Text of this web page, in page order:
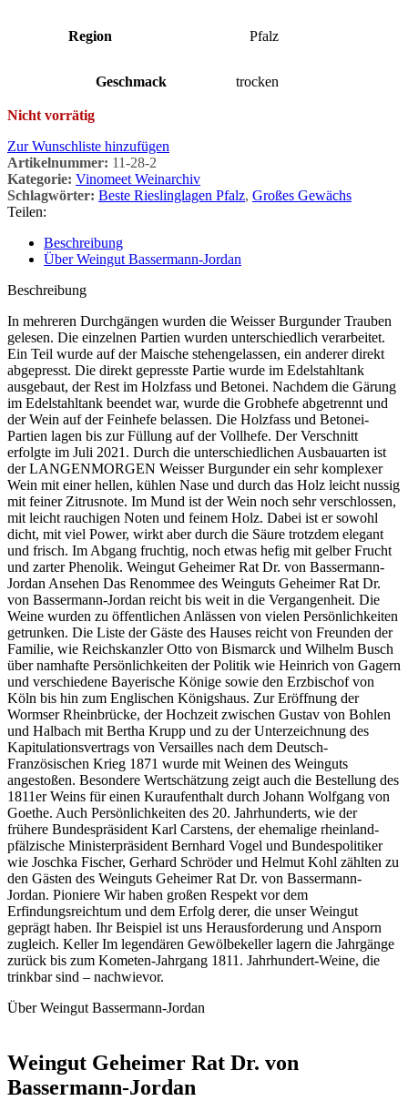
Region Pfalz
Geschmack trocken
Nicht vorrätig
Zur Wunschliste hinzufügen
Artikelnummer: 11-28-2
Kategorie: Vinomeet Weinarchiv
Schlagwörter: Beste Rieslinglagen Pfalz, Großes Gewächs
Teilen:
Beschreibung
Über Weingut Bassermann-Jordan
Beschreibung
In mehreren Durchgängen wurden die Weisser Burgunder Trauben
gelesen. Die einzelnen Partien wurden unterschiedlich verarbeitet.
Ein Teil wurde auf der Maische stehengelassen, ein anderer direkt
abgepresst. Die direkt gepresste Partie wurde im Edelstahltank
ausgebaut, der Rest im Holzfass und Betonei. Nachdem die Gärung
im Edelstahltank beendet war, wurde die Grobhefe abgetrennt und
der Wein auf der Feinhefe belassen. Die Holzfass und Betonei-
Partien lagen bis zur Füllung auf der Vollhefe. Der Verschnitt
erfolgte im Juli 2021. Durch die unterschiedlichen Ausbauarten ist
der LANGENMORGEN Weisser Burgunder ein sehr komplexer
Wein mit einer hellen, kühlen Nase und durch das Holz leicht nussig
mit feiner Zitrusnote. Im Mund ist der Wein noch sehr verschlossen,
mit leicht rauchigen Noten und feinem Holz. Dabei ist er sowohl
dicht, mit viel Power, wirkt aber durch die Säure trotzdem elegant
und frisch. Im Abgang fruchtig, noch etwas hefig mit gelber Frucht
und zarter Phenolik. Weingut Geheimer Rat Dr. von Bassermann-
Jordan Ansehen Das Renommee des Weinguts Geheimer Rat Dr.
von Bassermann-Jordan reicht bis weit in die Vergangenheit. Die
Weine wurden zu öffentlichen Anlässen von vielen Persönlichkeiten
getrunken. Die Liste der Gäste des Hauses reicht von Freunden der
Familie, wie Reichskanzler Otto von Bismarck und Wilhelm Busch
über namhafte Persönlichkeiten der Politik wie Heinrich von Gagern
und verschiedene Bayerische Könige sowie den Erzbischof von
Köln bis hin zum Englischen Königshaus. Zur Eröffnung der
Wormser Rheinbrücke, der Hochzeit zwischen Gustav von Bohlen
und Halbach mit Bertha Krupp und zu der Unterzeichnung des
Kapitulationsvertrags von Versailles nach dem Deutsch-
Französischen Krieg 1871 wurde mit Weinen des Weinguts
angestoßen. Besondere Wertschätzung zeigt auch die Bestellung des
1811er Weins für einen Kuraufenthalt durch Johann Wolfgang von
Goethe. Auch Persönlichkeiten des 20. Jahrhunderts, wie der
frühere Bundespräsident Karl Carstens, der ehemalige rheinland-
pfälzische Ministerpräsident Bernhard Vogel und Bundespolitiker
wie Joschka Fischer, Gerhard Schröder und Helmut Kohl zählten zu
den Gästen des Weinguts Geheimer Rat Dr. von Bassermann-
Jordan. Pioniere Wir haben großen Respekt vor dem
Erfindungsreichtum und dem Erfolg derer, die unser Weingut
geprägt haben. Ihr Beispiel ist uns Herausforderung und Ansporn
zugleich. Keller Im legendären Gewölbekeller lagern die Jahrgänge
zurück bis zum Kometen-Jahrgang 1811. Jahrhundert-Weine, die
trinkbar sind – nachwievor.
Über Weingut Bassermann-Jordan
Weingut Geheimer Rat Dr. von
Bassermann-Jordan